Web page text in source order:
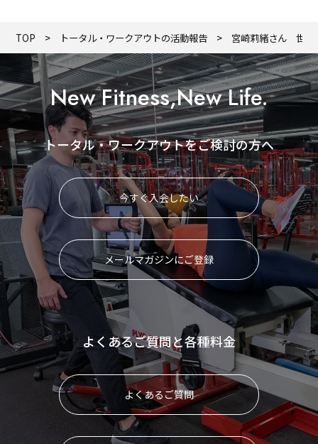
TOP トータル・ワークアウトの活動報告 宮崎莉緒さん 世界
New Fitness,New Life.
トータル・ワークアウトをご検討の方へ
今すぐ入会したい
メールマガジンにご登録
よくあるご質問と各種料金
よくあるご質問